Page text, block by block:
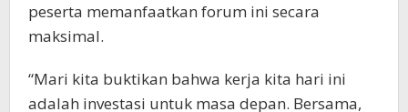
peserta memanfaatkan forum ini secara
maksimal.
“Mari kita buktikan bahwa kerja kita hari ini
adalah investasi untuk masa depan. Bersama,